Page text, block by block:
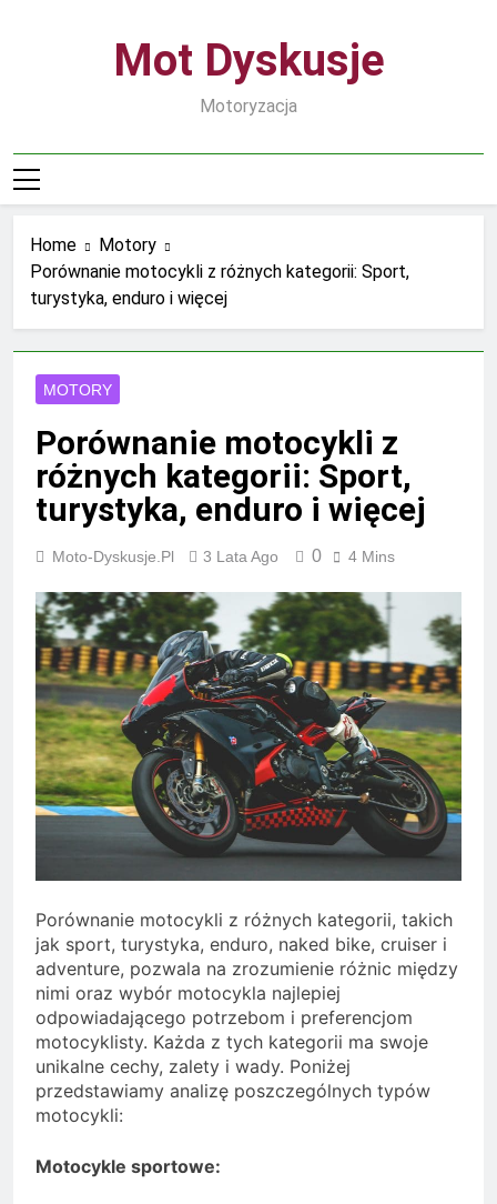
Mot Dyskusje
Motoryzacja
Home
Motory
Porównanie motocykli z różnych kategorii: Sport,
turystyka, enduro i więcej
MOTORY
Porównanie motocykli z
różnych kategorii: Sport,
turystyka, enduro i więcej
Moto-Dyskusje.pl 3 Lata Ago 0 4 Mins
Porównanie motocykli z różnych kategorii, takich
jak sport, turystyka, enduro, naked bike, cruiser i
adventure, pozwala na zrozumienie różnic między
nimi oraz wybór motocykla najlepiej
odpowiadającego potrzebom i preferencjom
motocyklisty. Każda z tych kategorii ma swoje
unikalne cechy, zalety i wady. Poniżej
przedstawiamy analizę poszczególnych typów
motocykli:
Motocykle sportowe: